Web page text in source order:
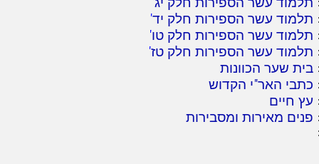
תלמוד עשר הספירות חלק יד'
תלמוד עשר הספירות חלק טו'
תלמוד עשר הספירות חלק טז'
בית שער הכוונות
כתבי האר"י הקדוש
עץ חיים
פנים מאירות ומסבירות